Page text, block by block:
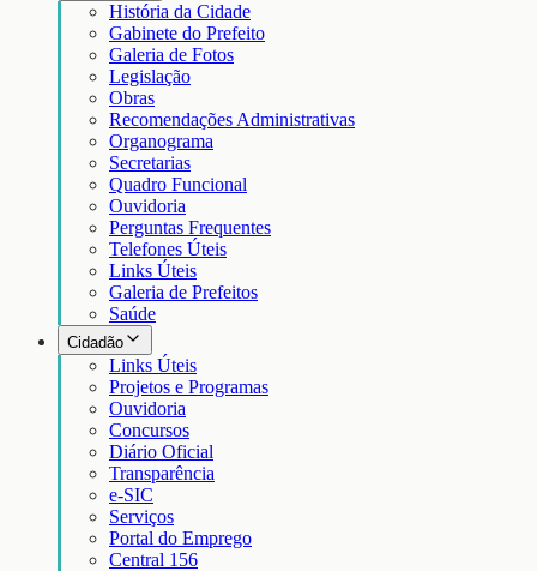
História da Cidade
Gabinete do Prefeito
Galeria de Fotos
Legislação
Obras
Recomendações Administrativas
Organograma
Secretarias
Quadro Funcional
Ouvidoria
Perguntas Frequentes
Telefones Úteis
Links Úteis
Galeria de Prefeitos
Saúde
Cidadão
Links Úteis
Projetos e Programas
Ouvidoria
Concursos
Diário Oficial
Transparência
e-SIC
Serviços
Portal do Emprego
Central 156